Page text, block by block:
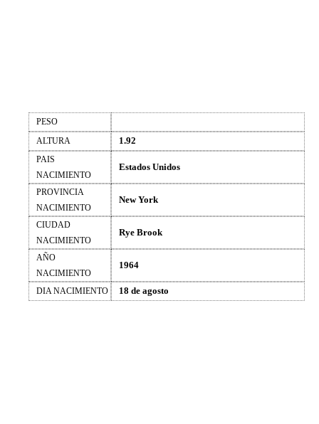
PESO
ALTURA
1.92
PAIS
NACIMIENTO
Estados Unidos
PROVINCIA
NACIMIENTO
New York
CIUDAD
NACIMIENTO
Rye Brook
AÑO
NACIMIENTO
1964
DIA NACIMIENTO 18 de agosto